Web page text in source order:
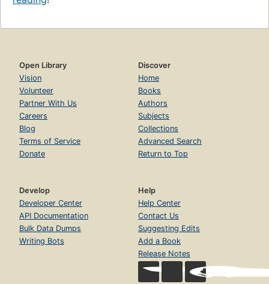
Open Library
Vision
Volunteer
Partner With Us
Careers
Blog
Terms of Service
Donate
Discover
Home
Books
Authors
Subjects
Collections
Advanced Search
Return to Top
Develop
Developer Center
API Documentation
Bulk Data Dumps
Writing Bots
Help
Help Center
Contact Us
Suggesting Edits
Add a Book
Release Notes